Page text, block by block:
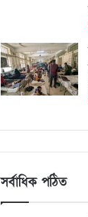
সর্বাধিক পঠিত